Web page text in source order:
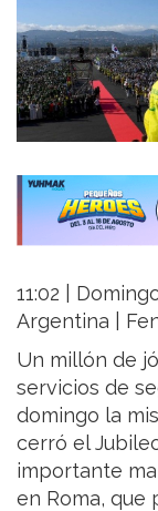
11:02 |
Argentina |
Un millón de
servicios de
domingo la
cerró el
importante
en Roma, que